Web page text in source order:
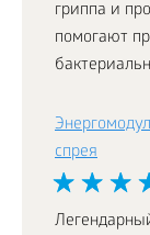
гриппа и
помогают
спрея